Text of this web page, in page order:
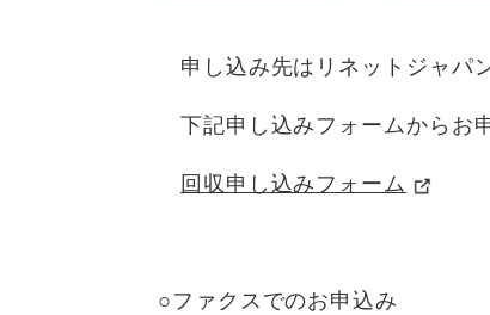
申し込み先はリネットジャパ
下記申し込みフォームからお
回収申し込みフォーム
○ファクスでのお申込み